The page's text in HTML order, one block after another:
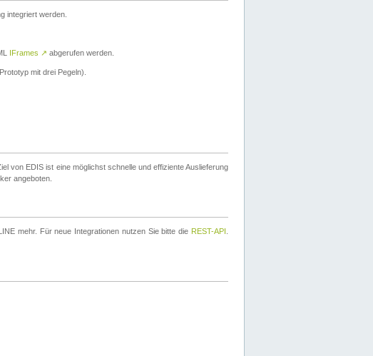
integriert werden.
IFrames ↗ abgerufen werden.
mit drei Pegeln).
von EDIS ist eine möglichst schnelle und effiziente Auslieferung
angeboten.
mehr. Für neue Integrationen nutzen Sie bitte die REST-API